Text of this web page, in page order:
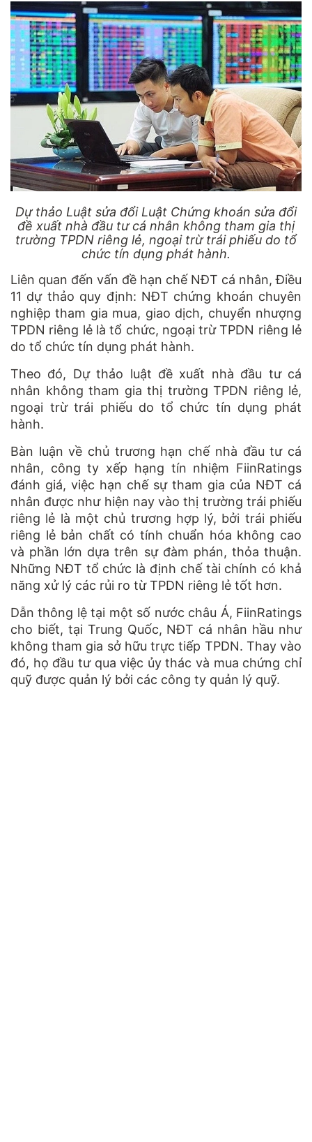
Dự thảo Luật sửa đổi Luật Chứng khoán sửa đổi
đề xuất nhà đầu tư cá nhân không tham gia thị
trường TPDN riêng lẻ, ngoại trừ trái phiếu do tổ
chức tín dụng phát hành.
Liên quan đến vấn đề hạn chế NĐT cá nhân, Điều
11 dự thảo quy định: NĐT chứng khoán chuyên
nghiệp tham gia mua, giao dịch, chuyển nhượng
TPDN riêng lẻ là tổ chức, ngoại trừ TPDN riêng lẻ
do tổ chức tín dụng phát hành.
Theo đó, Dự thảo luật đề xuất nhà đầu tư cá
nhân không tham gia thị trường TPDN riêng lẻ,
ngoại trừ trái phiếu do tổ chức tín dụng phát
hành.
Bàn luận về chủ trương hạn chế nhà đầu tư cá
nhân, công ty xếp hạng tín nhiệm FiinRatings
đánh giá, việc hạn chế sự tham gia của NĐT cá
nhân được như hiện nay vào thị trường trái phiếu
riêng lẻ là một chủ trương hợp lý, bởi trái phiếu
riêng lẻ bản chất có tính chuẩn hóa không cao
và phần lớn dựa trên sự đàm phán, thỏa thuận.
Những NĐT tổ chức là định chế tài chính có khả
năng xử lý các rủi ro từ TPDN riêng lẻ tốt hơn.
Dẫn thông lệ tại một số nước châu Á, FiinRatings
cho biết, tại Trung Quốc, NĐT cá nhân hầu như
không tham gia sở hữu trực tiếp TPDN. Thay vào
đó, họ đầu tư qua việc ủy thác và mua chứng chỉ
quỹ được quản lý bởi các công ty quản lý quỹ.